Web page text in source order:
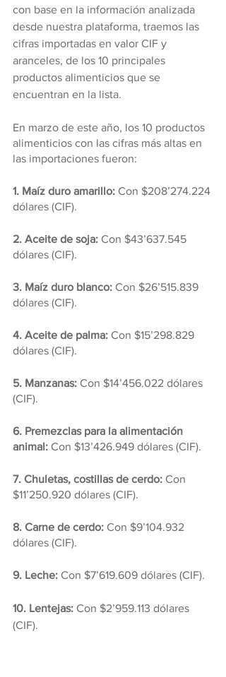
con base en la información analizada
desde nuestra plataforma, traemos las
cifras importadas en valor CIF y
aranceles, de los 10 principales
productos alimenticios que se
encuentran en la lista.
En marzo de este año, los 10 productos
alimenticios con las cifras más altas en
las importaciones fueron:
1. Maíz duro amarillo: Con $208’274.224
dólares (CIF).
2. Aceite de soja: Con $43’637.545
dólares (CIF).
3. Maíz duro blanco: Con $26’515.839
dólares (CIF).
4. Aceite de palma: Con $15’298.829
dólares (CIF).
5. Manzanas: Con $14’456.022 dólares
(CIF).
6. Premezclas para la alimentación
animal: Con $13’426.949 dólares (CIF).
7. Chuletas, costillas de cerdo: Con
$11’250.920 dólares (CIF).
8. Carne de cerdo: Con $9’104.932
dólares (CIF).
9. Leche: Con $7’619.609 dólares (CIF).
10. Lentejas: Con $2’959.113 dólares
(CIF).